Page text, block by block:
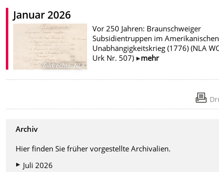
Januar 2026
Bildrechte:NLA
Vor 250 Jahren: Braunschweiger
Subsidientruppen im Amerikanischen
Unabhängigkeitskrieg (1776) (NLA
Urk Nr. 507)
mehr
Archiv
Hier finden Sie früher vorgestellte Archivalien.
Juli 2026